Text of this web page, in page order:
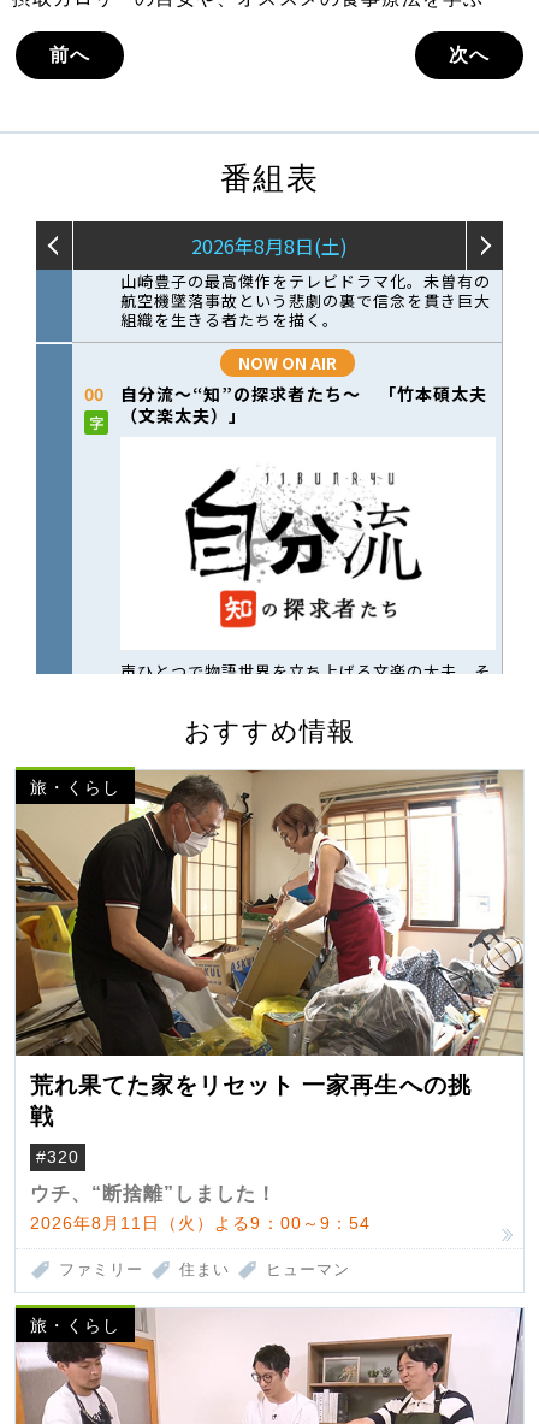
前へ 次へ
番組表
おすすめ情報
旅・くらし
荒れ果てた家をリセット 一家再生への挑
戦
#320
ウチ、“断捨離”しました！
2026年8月11日（火）よる9：00～9：54
ファミリー 住まい ヒューマン
旅・くらし